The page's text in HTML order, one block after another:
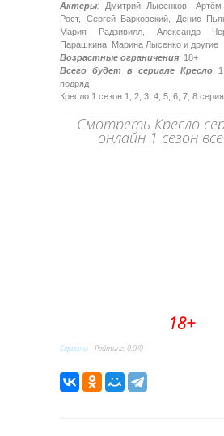
Актеры: Дмитрий Лысенков, Артём
Рост, Сергей Барковский, Денис
Мария Радзивилл, Александр
Парашкина, Марина Лысенко и другие
Возрастные ограничения: 18+
Всего будет в сериале Кресло
подряд
Кресло 1 сезон 1, 2, 3, 4, 5, 6, 7, 8 серия
Смотреть Кресло
онлайн 1 сезон
18+
Сериалы Рейтинг:0.0/0